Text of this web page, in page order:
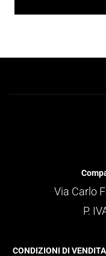
Via Carlo
P.
CONDIZIONI DI VENDITA